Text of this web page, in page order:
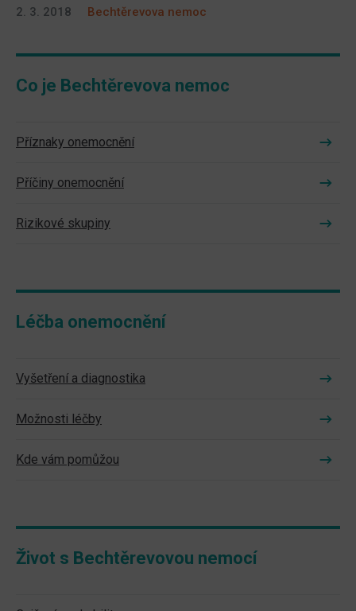
2. 3. 2018 Bechtěrevova nemoc
Co je Bechtěrevova nemoc
Příznaky onemocnění
Příčiny onemocnění
Rizikové skupiny
Léčba onemocnění
Vyšetření a diagnostika
Možnosti léčby
Kde vám pomůžou
Život s Bechtěrevovou nemocí